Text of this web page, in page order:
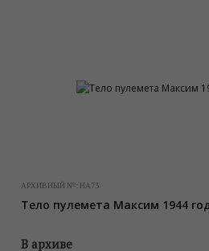
АРХИВНЫЙ №: НА73
Тело пулемета Максим 1944
В архиве